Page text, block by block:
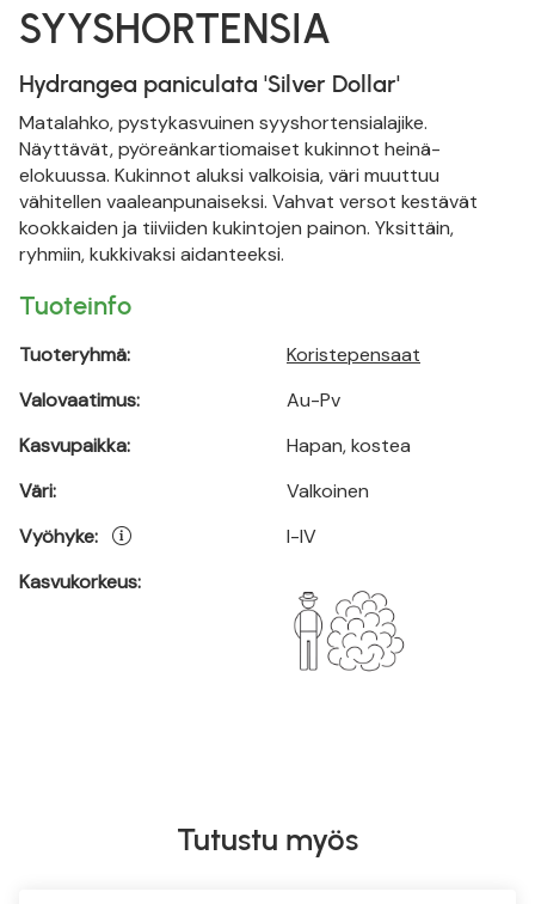
SYYSHORTENSIA
Hydrangea paniculata 'Silver Dollar'
Matalahko, pystykasvuinen syyshortensialajike.
Näyttävät, pyöreänkartiomaiset kukinnot heinä-
elokuussa. Kukinnot aluksi valkoisia, väri muuttuu
vähitellen vaaleanpunaiseksi. Vahvat versot kestävät
kookkaiden ja tiiviiden kukintojen painon. Yksittäin,
ryhmiin, kukkivaksi aidanteeksi.
Tuoteinfo
Tuoteryhmä:
Valovaatimus:
Kasvupaikka:
Väri:
Vyöhyke:
Kasvukorkeus:
Koristepensaat
Au-Pv
Hapan, kostea
Valkoinen
I-IV
Tutustu myös